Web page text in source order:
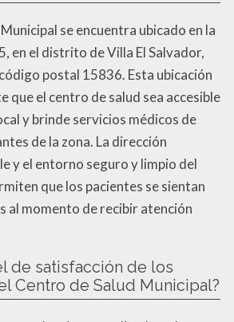
se encuentra ubicado en la
en el distrito de Villa El Salvador,
postal 15836. Esta ubicación
que el centro de salud sea accesible
y brinde servicios médicos de
de la zona. La dirección
y el entorno seguro y limpio del
que los pacientes se sientan
al momento de recibir atención
de satisfacción de los
Centro de Salud Municipal?